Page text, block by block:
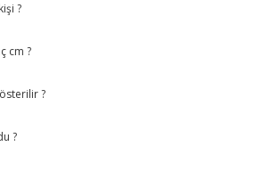
?
cm ?
?
?